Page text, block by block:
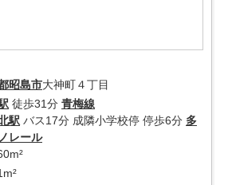
昭島市大神町４丁目
徒歩31分 青梅線
駅 バス17分 成隣小学校停 停歩6分 多
レール